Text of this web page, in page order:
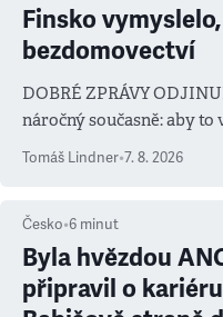
Finsko
bezdomovectví
DOBRÉ ZPRÁVY
náročný současně: aby
prioritu
Tomáš Lindner•7. 8. 2026
Česko•6 minut
Byla hvězdou
připravil o